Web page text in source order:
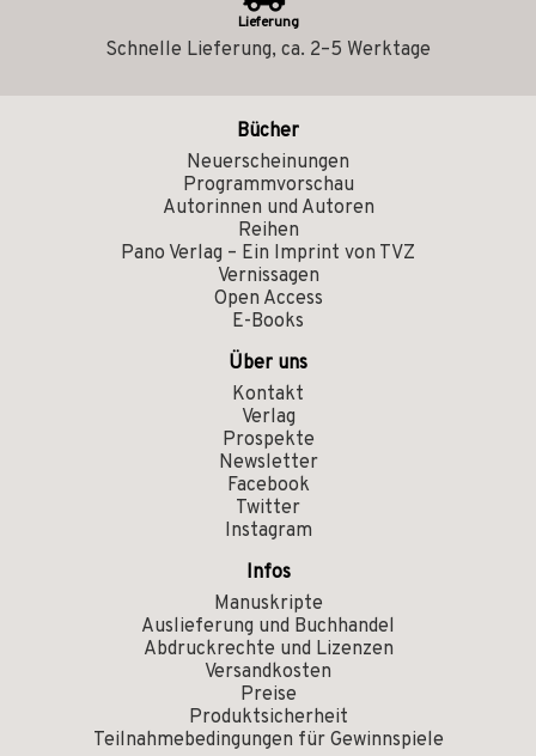
Lieferung
Schnelle Lieferung, ca. 2–5 Werktage
Bücher
Neuerscheinungen
Programmvorschau
Autorinnen und Autoren
Reihen
Pano Verlag – Ein Imprint von TVZ
Vernissagen
Open Access
E-Books
Über uns
Kontakt
Verlag
Prospekte
Newsletter
Facebook
Twitter
Instagram
Infos
Manuskripte
Auslieferung und Buchhandel
Abdruckrechte und Lizenzen
Versandkosten
Preise
Produktsicherheit
Teilnahmebedingungen für Gewinnspiele